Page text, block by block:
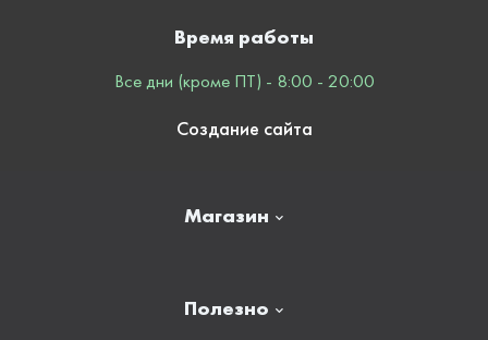
Магазин
Полезно
Время работы
Все дни (кроме ПТ) - 8:00 - 20:00
Создание сайта